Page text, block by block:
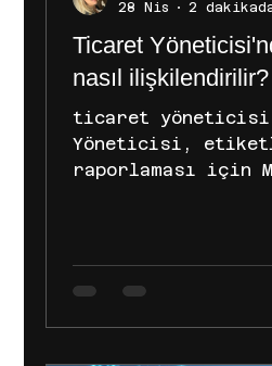
Ticaret
nasıl ilişkilendirilir?
ticaret
Yöneticisi,
raporlaması için
kullanır. Bu
mantığı, ürün
28 Nis
2